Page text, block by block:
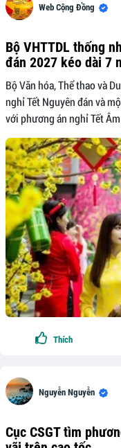
Web Cộng Đồng
Bộ VHTTDL thống
đán 2027 kéo dài 7
Bộ Văn hóa, Thể thao và
nghỉ Tết Nguyên đán và
với phương án nghỉ Tết
Thích
Nguyễn Nguyễn
Cục CSGT tìm